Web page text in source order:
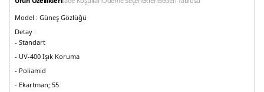
Model : Güneş Gözlüğü
Detay :
- Standart
- UV-400 Işık Koruma
- Poliamid
- Ekartman; 55